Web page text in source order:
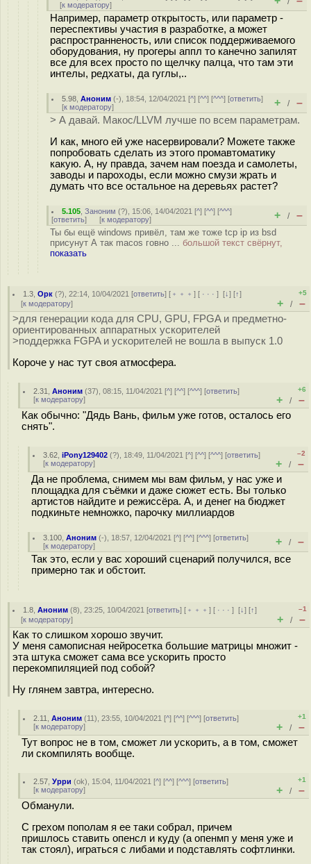
[к модератору]
Например, параметр открытость, или параметр -
переспективы участия в разработке, а может
распространненость, или список поддерживаемого
оборудования, ну прогеры аппл то канечно запилят
все для всех просто по щелчку палца, что там эти
интелы, редхаты, да гуглы,..
5.98 ,Аноним (-), 18:54, 12/04/2021 [^] [^^] [^^^] [ответить]
[к модератору] + / –
> А давай. Макос/LLVM лучше по всем параметрам.
И как, много ей уже насервировали? Можете также
попробовать сделать из этого промавтоматику
какую. А, ну правда, зачем нам поезда и самолеты,
заводы и пароходы, если можно смузи жрать и
думать что все остальное на деревьях растет?
5.105 ,Заноним (?), 15:06, 14/04/2021 [^] [^^] [^^^]
[ответить] [к модератору] + / –
Ты бы ещё windows привёл, там же тоже tcp ip из bsd
присунут А так macos говно ... большой текст свёрнут,
показать
1.3 ,Орк (?), 22:14, 10/04/2021 [ответить] [ ﹢﹢﹢] [ · · ·][↓] [↑]
[к модератору]
+5
+ / –
>для генерации кода для CPU, GPU, FPGA и предметно-
ориентированных аппаратных ускорителей
>поддержка FGPA и ускорителей не вошла в выпуск 1.0
Короче у нас тут своя атмосфера.
2.31 ,Аноним (37), 08:15, 11/04/2021 [^] [^^] [^^^] [ответить]
[к модератору]
+6
+ / –
Как обычно: "Дядь Вань, фильм уже готов, осталось его
снять".
3.62 ,iPony129402 (?), 18:49, 11/04/2021 [^] [^^] [^^^] [ответить]
[к модератору]
–2
+ / –
Да не проблема, снимем мы вам фильм, у нас уже и
площадка для съёмки и даже сюжет есть. Вы только
артистов найдите и режиссёра. А, и денег на бюджет
подкиньте немножко, парочку миллиардов
3.100 ,Аноним (-), 18:57, 12/04/2021 [^] [^^] [^^^] [ответить]
[к модератору] + / –
Так это, если у вас хороший сценарий получился, все
примерно так и обстоит.
1.8 ,Аноним (8), 23:25, 10/04/2021 [ответить] [ ﹢﹢﹢] [ · · ·][↓] [↑]
[к модератору]
–1
+ / –
Как то слишком хорошо звучит.
У меня самописная нейросетка большие матрицы множит -
эта штука сможет сама все ускорить просто
перекомпиляцией под собой?
Ну глянем завтра, интересно.
2.11 ,Аноним (11), 23:55, 10/04/2021 [^] [^^] [^^^] [ответить]
[к модератору]
+1
+ / –
Тут вопрос не в том, сможет ли ускорить, а в том, сможет
ли скомпилять вообще.
2.57 ,Урри (ok), 15:04, 11/04/2021 [^] [^^] [^^^] [ответить]
[к модератору]
+1
+ / –
Обманули.
С грехом пополам я ее таки собрал, причем
пришлось ставить опенсл и куду (а опенмп у меня уже и
так стоял), играться с либами и подставлять софтлинки.